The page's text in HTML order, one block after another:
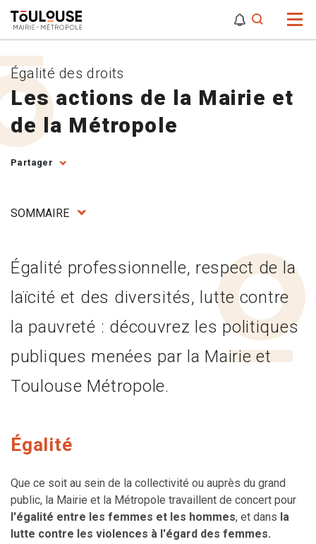
Les actions de la Mairie et
de la Métropole
Égalité des droits
Partager
SOMMAIRE
Égalité professionnelle, respect de la
laïcité et des diversités, lutte contre
la pauvreté : découvrez les politiques
publiques menées par la Mairie et
Toulouse Métropole.
Égalité
Que ce soit au sein de la collectivité ou auprès du grand
public, la Mairie et la Métropole travaillent de concert pour
l'égalité entre les femmes et les hommes, et dans la
lutte contre les violences à l'égard des femmes.